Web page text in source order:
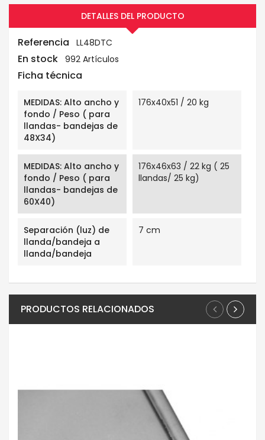
DETALLES DEL PRODUCTO
Referencia LL48DTC
En stock 992 Artículos
Ficha técnica
MEDIDAS: Alto ancho y
fondo / Peso ( para
llandas- bandejas de
48X34)
176x40x51 / 20 kg
MEDIDAS: Alto ancho y
fondo / Peso ( para
llandas- bandejas de
60X40)
176x46x63 / 22 kg ( 25
llandas/ 25 kg)
Separación (luz) de
llanda/bandeja a
llanda/bandeja
7 cm
PRODUCTOS RELACIONADOS